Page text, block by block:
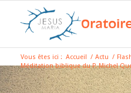
Vous êtes ici : Accueil / Actu /
Méditation biblique du P. Michel